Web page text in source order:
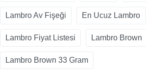
Lambro Av Fişeği En Ucuz Lambro
Lambro Fiyat Listesi Lambro Brown
Lambro Brown 33 Gram